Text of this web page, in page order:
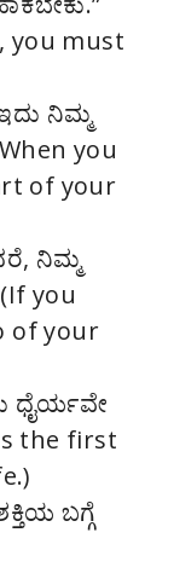
you must
ನಿಮ್ಮ
you
of your
ನಿಮ್ಮ
you
of your
ಧೈರ್ಯವೇ
the first
ಬಗ್ಗೆ